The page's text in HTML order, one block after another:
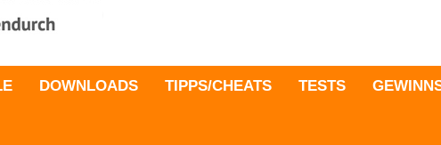
DOWNLOADS TIPPS/CHEATS TESTS